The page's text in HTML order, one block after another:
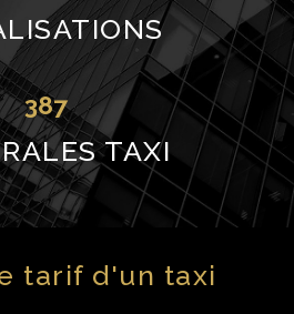
387
TAXI
tarif d'un taxi